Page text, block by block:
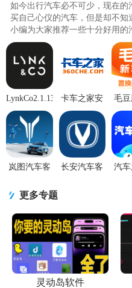
如今出行汽车必不可少，现在
买自己心仪的汽车，但是却不
小编为大家推荐一些十分好用的
有关的更多资讯和话题，关于车
LynkCo2.1.13
手机最新版
卡车之家安
卓V7.45.0手
机最新版
毛
卓
岚图汽车客
方版
长安汽车客
汽
更多专题
灵动岛软件